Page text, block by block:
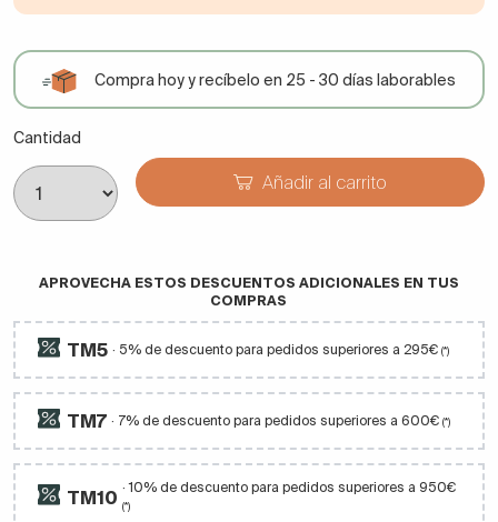
Compra hoy y recíbelo en 25 - 30 días laborables
Cantidad
Añadir al carrito
APROVECHA ESTOS DESCUENTOS ADICIONALES EN TUS
COMPRAS
TM5 · 5% de descuento para pedidos superiores a 295€ (*)
TM7 · 7% de descuento para pedidos superiores a 600€ (*)
TM10 · 10% de descuento para pedidos superiores a 950€
(*)